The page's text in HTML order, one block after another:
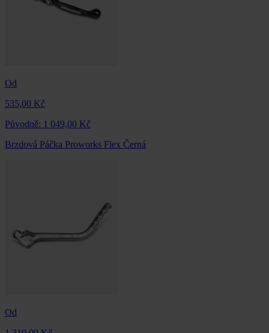
Od
535,00 Kč
Původně: 1 049,00 Kč
Brzdová Páčka Proworks Flex Černá
Od